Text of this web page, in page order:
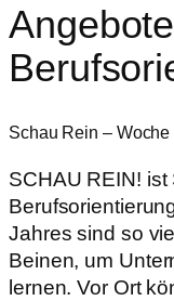
Angebote
Schau Rein –
SCHAU REIN!
Jahres sind so
Beinen, um
lernen. Vor Ort